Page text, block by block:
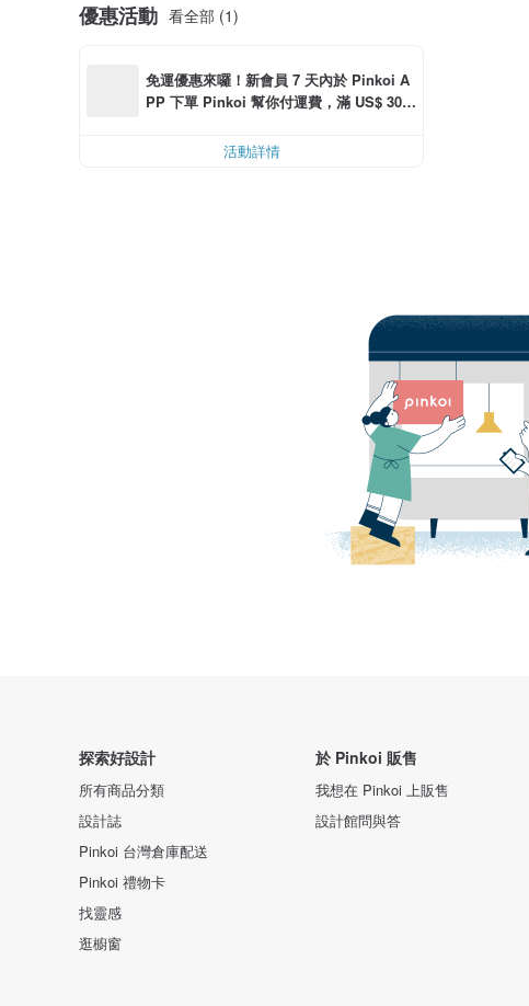
優惠活動 看全部 (1)
免運優惠來囉！新會員 7 天內於 Pinkoi A
PP 下單 Pinkoi 幫你付運費，滿 US$ 30.0
活動詳情
探索好設計
所有商品分類
設計誌
Pinkoi 台灣倉庫配送
Pinkoi 禮物卡
找靈感
逛櫥窗
於 Pinkoi 販售
我想在 Pinkoi 上販售
設計館問與答